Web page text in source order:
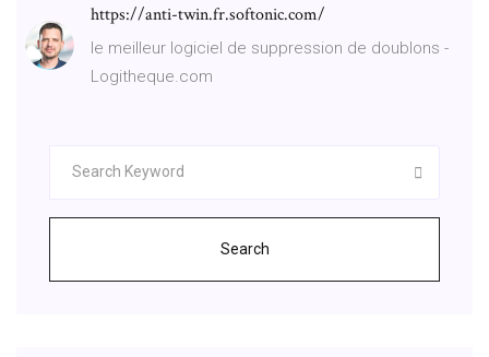
https://anti-twin.fr.softonic.com/
le meilleur logiciel de suppression de doublons -
Logitheque.com
Search